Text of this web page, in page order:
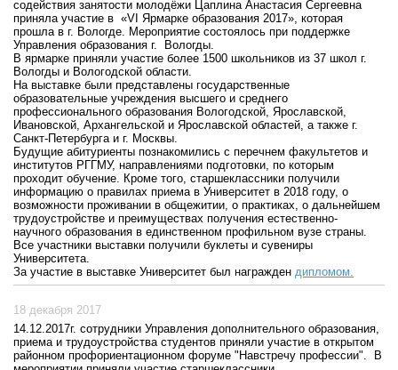
содействия занятости молодёжи Цаплина Анастасия Сергеевна
приняла участие в «VI Ярмарке образования 2017», которая
прошла в г. Вологде. Мероприятие состоялось при поддержке
Управления образования г. Вологды.
В ярмарке приняли участие более 1500 школьников из 37 школ г.
Вологды и Вологодской области.
На выставке были представлены государственные
образовательные учреждения высшего и среднего
профессионального образования Вологодской, Ярославской,
Ивановской, Архангельской и Ярославской областей, а также г.
Санкт-Петербурга и г. Москвы.
Будущие абитуриенты познакомились с перечнем факультетов и
институтов РГГМУ, направлениями подготовки, по которым
проходит обучение. Кроме того, старшеклассники получили
информацию о правилах приема в Университет в 2018 году, о
возможности проживании в общежитии, о практиках, о дальнейшем
трудоустройстве и преимуществах получения естественно-
научного образования в единственном профильном вузе страны.
Все участники выставки получили буклеты и сувениры
Университета.
За участие в выставке Университет был награжден дипломом.
18 декабря 2017
14.12.2017г. сотрудники Управления дополнительного образования,
приема и трудоустройства студентов приняли участие в открытом
районном профориентационном форуме "Навстречу профессии". В